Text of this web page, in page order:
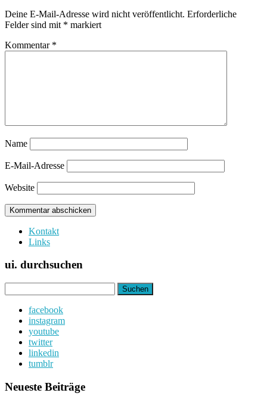
Deine E-Mail-Adresse wird nicht veröffentlicht. Erforderliche
Felder sind mit * markiert
Kommentar *
Name
E-Mail-Adresse
Website
Kontakt
Links
ui. durchsuchen
nach:
facebook
instagram
youtube
twitter
linkedin
tumblr
Neueste Beiträge